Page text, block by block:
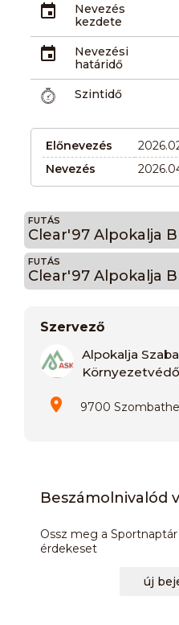
Nevezés
kezdete
Nevezési
határidő
Szintidő
Előnevezés
Nevezés
FUTÁS
Clear'97 Alpokalja
FUTÁS
Clear'97 Alpokalja
Szervező
Alpokalja
9700
Beszámolnivalód
Ossz meg a
érdekeset
új